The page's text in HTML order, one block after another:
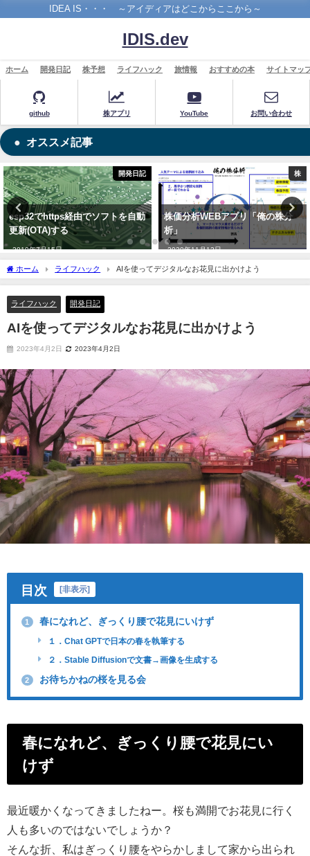
IDEA IS・・・ ～アイディアはどこからここから～
IDIS.dev
ホーム 開発日記 株予想 ライフハック 旅情報 おすすめの本 サイトマッ
github 株アプリ YouTube お問い合わせ
オススメ記事
開発日記
esp32でhttps経由でソフトを自動
更新(OTA)する
2019年7月15日
株
株価分析WEBアプリ「俺の株分
析」
2020年11月12日
ホーム ライフハック AIを使ってデジタルなお花見に出かけよう
ライフハック 開発日記
AIを使ってデジタルなお花見に出かけよう
2023年4月2日 2023年4月2日
目次 [非表示]
1 春になれど、ぎっくり腰で花見にいけず
１．Chat GPTで日本の春を執筆する
２．Stable Diffusionで文書→画像を生成する
2 お待ちかねの桜を見る会
春になれど、ぎっくり腰で花見にい
けず
最近暖かくなってきましたねー。桜も満開でお花見に行く
人も多いのではないでしょうか？
そんな折、私はぎっくり腰をやらかしまして家から出られ